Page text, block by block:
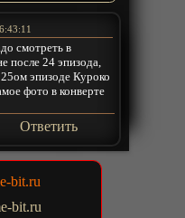
смотреть в
после 24 эпизода,
эпизоде Куроко
фото в конверте
Ответить
bit.ru
bit.ru